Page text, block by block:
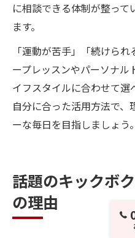
に相談できる体制が整っ
ます。
「運動が苦手」「続けら
ープレッスンやパーソナル
イフスタイルに合わせて選
自分に合った活用方法で、
ーな毎日を目指しましょう。
話題のキックボ
の理由